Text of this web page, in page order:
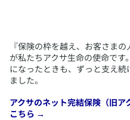
『保険の枠を越え、お客さま
が私たちアクサ生命の使命で
になったときも、ずっと支え
ました。
アクサのネット完結保険（旧
こちら →